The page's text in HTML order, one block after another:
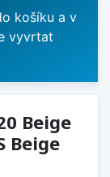
košíku a v
vyvrtat
Beige
Beige